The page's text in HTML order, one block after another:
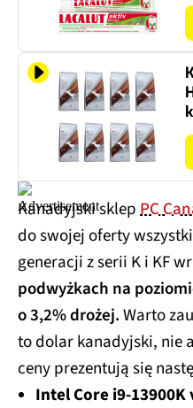
Kanadyjski sklepPC
do swojej oferty
generacji z serii K i KF
podwyżkach na
o 3,2% drożej.Warto
to dolar kanadyjski, nie
ceny prezentują się
Intel Core i9-13900K